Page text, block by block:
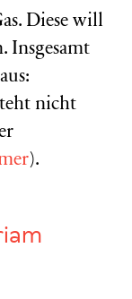
Diese will
Insgesamt
nicht
).